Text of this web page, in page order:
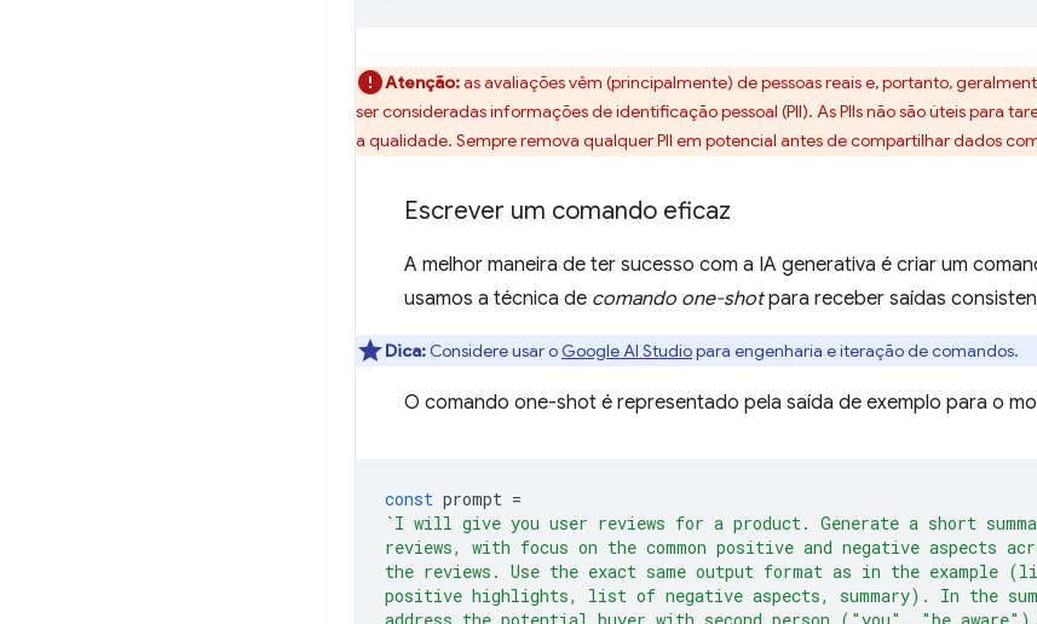
Atenção:as avaliações vêm (principalmente) de pessoas reais e, portanto,
ser consideradas informações de identificação pessoal (PII). As PIIs não são úteis para
a qualidade. Sempre remova qualquer PII em potencial antes de compartilhar dados
Escrever um comando eficaz
A melhor maneira de ter sucesso com a IA generativa é criar um
usamos a técnica de comando one-shotpara receber saídas
Dica: Considere usar o Google AI Studiopara engenharia e iteração de comandos.
O comando one-shot é representado pela saída de exemplo para o
const prompt =
`I will give you user reviews for a product. Generate a short
reviews, with focus on the common positive and negative aspects
the reviews. Use the exact same output format as in the example
positive highlights, list of negative aspects, summary). In the